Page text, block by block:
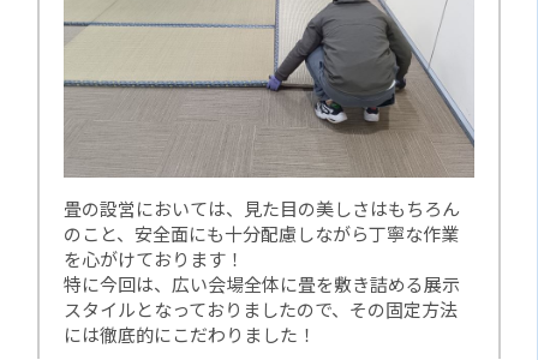
畳の設営においては、見た目の美しさはもちろん
のこと、安全面にも十分配慮しながら丁寧な作業
を心がけております！
特に今回は、広い会場全体に畳を敷き詰める展示
スタイルとなっておりましたので、その固定方法
には徹底的にこだわりました！